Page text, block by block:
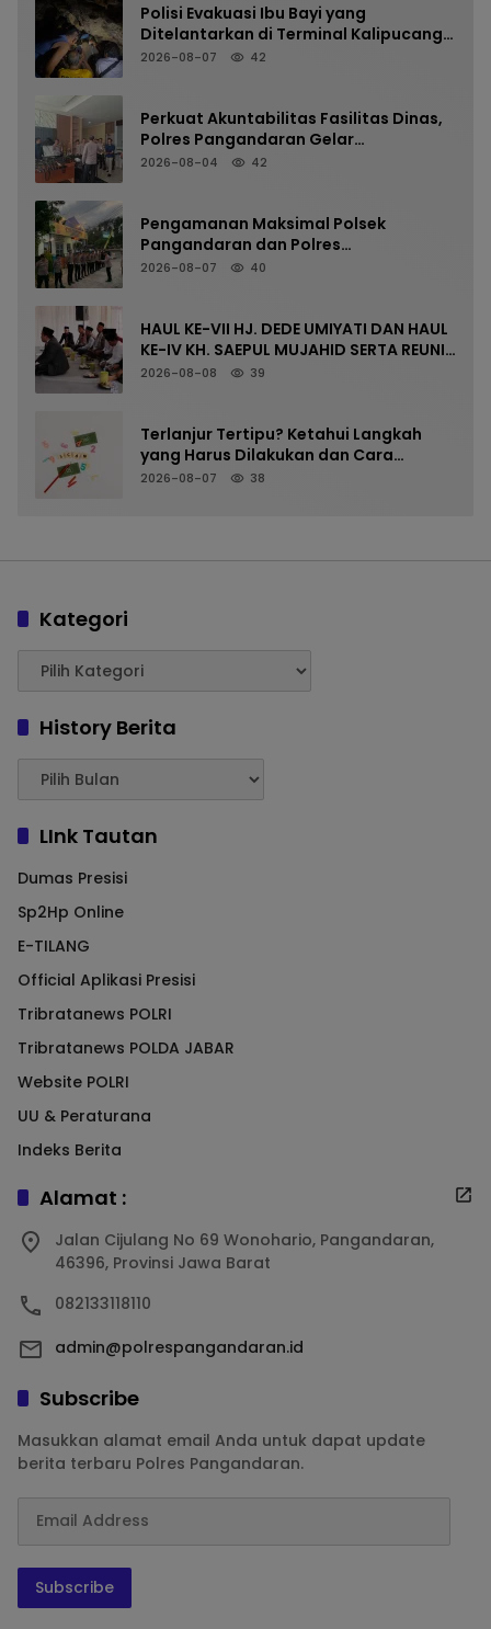
Polisi Evakuasi Ibu Bayi yang
Ditelantarkan di Terminal Kalipucang
dari Dalam Goa
2026-08-07 42
Perkuat Akuntabilitas Fasilitas Dinas,
Polres Pangandaran Gelar
Pemeriksaan Senpi Berkala
2026-08-04 42
Pengamanan Maksimal Polsek
Pangandaran dan Polres
Pangandaran, Nobar Final Piala
2026-08-07 40
HAUL KE-VII HJ. DEDE UMIYATI DAN HAUL
KE-IV KH. SAEPUL MUJAHID SERTA REUNI
HAFLAH KE-XV HIMPUNAN ALUMNI
2026-08-08 39
Terlanjur Tertipu? Ketahui Langkah
yang Harus Dilakukan dan Cara
Mencegah Kejadian Terulang
2026-08-07 38
Kategori
History Berita
LInk Tautan
Dumas Presisi
Sp2Hp Online
E-TILANG
Official Aplikasi Presisi
Tribratanews POLRI
Tribratanews POLDA JABAR
Website POLRI
UU & Peraturana
Indeks Berita
Alamat :
Jalan Cijulang No 69 Wonohario, Pangandaran,
46396, Provinsi Jawa Barat
082133118110
admin@polrespangandaran.id
Subscribe
Masukkan alamat email Anda untuk dapat update
berita terbaru Polres Pangandaran.
Subscribe